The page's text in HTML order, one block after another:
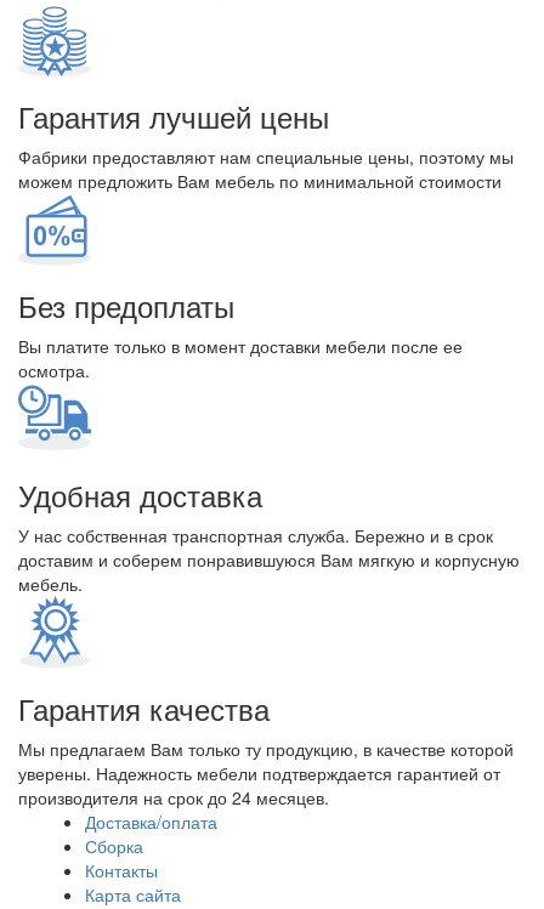
Гарантия лучшей цены
Фабрики предоставляют нам специальные цены, поэтому мы
можем предложить Вам мебель по минимальной стоимости
Без предоплаты
Вы платите только в момент доставки мебели после ее
осмотра.
Удобная доставка
У нас собственная транспортная служба. Бережно и в срок
доставим и соберем понравившуюся Вам мягкую и корпусную
мебель.
Гарантия качества
Мы предлагаем Вам только ту продукцию, в качестве которой
уверены. Надежность мебели подтверждается гарантией от
производителя на срок до 24 месяцев.
Доставка/оплата
Сборка
Контакты
Карта сайта